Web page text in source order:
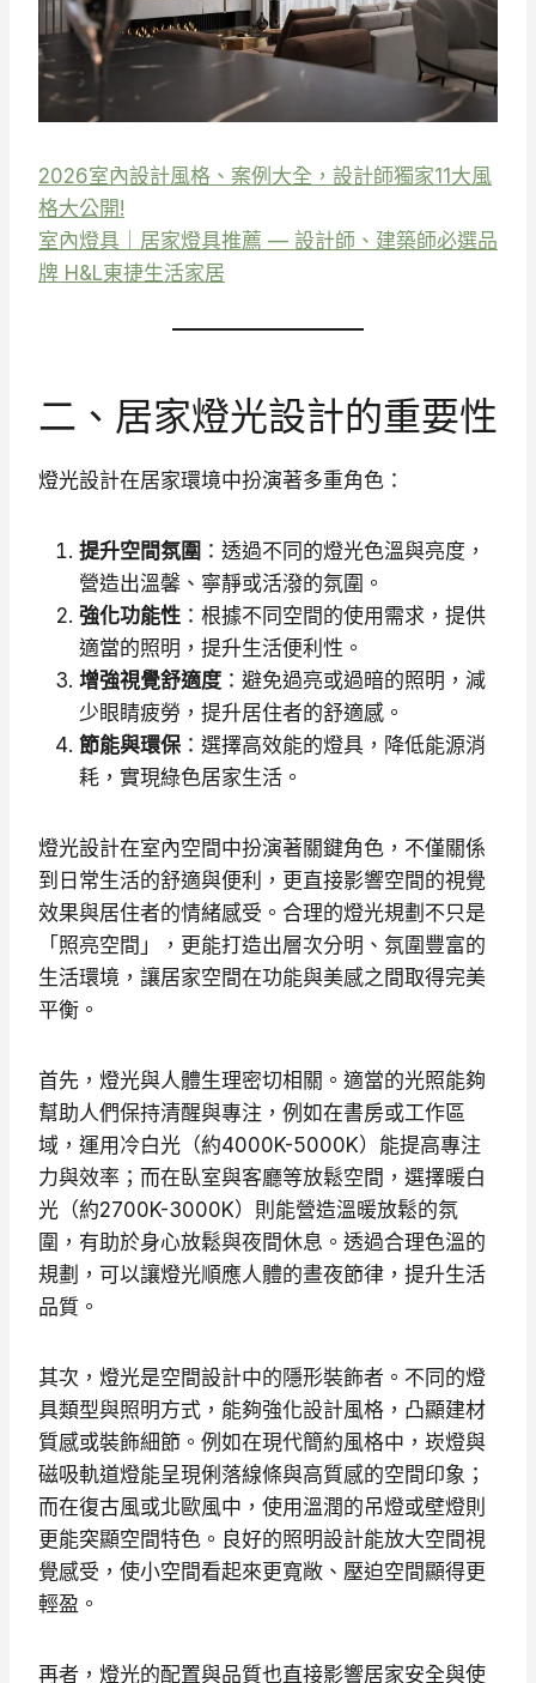
2026室內設計風格、案例大全，設計師獨家11大風
格大公開!
室內燈具｜居家燈具推薦 — 設計師、建築師必選品
牌 H&L東捷生活家居
二、居家燈光設計的重要性
燈光設計在居家環境中扮演著多重角色：
提升空間氛圍 ：​透過不同的燈光色溫與亮度，
營造出溫馨、寧靜或活潑的氛圍。
強化功能性 ：​根據不同空間的使用需求，提供
適當的照明，提升生活便利性。
增強視覺舒適度 ：​避免過亮或過暗的照明，減
少眼睛疲勞，提升居住者的舒適感。
節能與環保 ：​選擇高效能的燈具，降低能源消
耗，實現綠色居家生活。​
燈光設計在室內空間中扮演著關鍵角色，不僅關係
到日常生活的舒適與便利，更直接影響空間的視覺
效果與居住者的情緒感受。合理的燈光規劃不只是
「照亮空間」，更能打造出層次分明、氛圍豐富的
生活環境，讓居家空間在功能與美感之間取得完美
平衡。
首先，燈光與人體生理密切相關。適當的光照能夠
幫助人們保持清醒與專注，例如在書房或工作區
域，運用冷白光（約4000K-5000K）能提高專注
力與效率；而在臥室與客廳等放鬆空間，選擇暖白
光（約2700K-3000K）則能營造溫暖放鬆的氛
圍，有助於身心放鬆與夜間休息。透過合理色溫的
規劃，可以讓燈光順應人體的晝夜節律，提升生活
品質。
其次，燈光是空間設計中的隱形裝飾者。不同的燈
具類型與照明方式，能夠強化設計風格，凸顯建材
質感或裝飾細節。例如在現代簡約風格中，崁燈與
磁吸軌道燈能呈現俐落線條與高質感的空間印象；
而在復古風或北歐風中，使用溫潤的吊燈或壁燈則
更能突顯空間特色。良好的照明設計能放大空間視
覺感受，使小空間看起來更寬敞、壓迫空間顯得更
輕盈。
再者，燈光的配置與品質也直接影響居家安全與使